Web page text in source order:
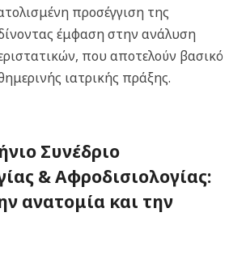
προσέγγιση της
έμφαση στην ανάλυση
που αποτελούν βασικό
ιατρικής πράξης.
Συνέδριο
& Αφροδισιολογίας:
ανατομία και την